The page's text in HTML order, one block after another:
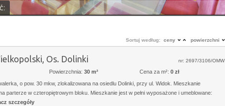
Sortuj według: ceny powierzchni
Os. Dolinki nr: 2697/3106/OMW
Powierzchnia: 30 m² Cena za m²: 0 zł
o pow. 30 mkw, zlokalizowana na osiedlu Dolinki, przy ul. Widok. Mieszkanie
parterze w czteropiętrowym bloku. Mieszkanie jest w pełni wyposażone i umeblowane:
szczegóły